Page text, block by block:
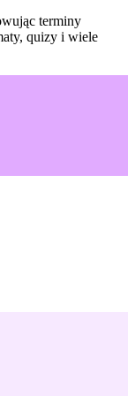
terminy
quizy i wiele